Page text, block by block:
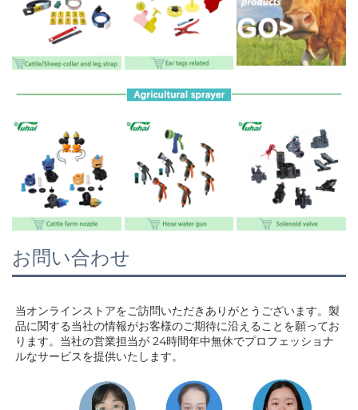
お問い合わせ
当オンラインストアをご訪問いただきありがとうございます。製
品に関する当社の情報がお客様のご期待に沿えることを願ってお
ります。当社の営業担当が 24時間年中無休でプロフェッショナ
ルなサービスを提供いたします。